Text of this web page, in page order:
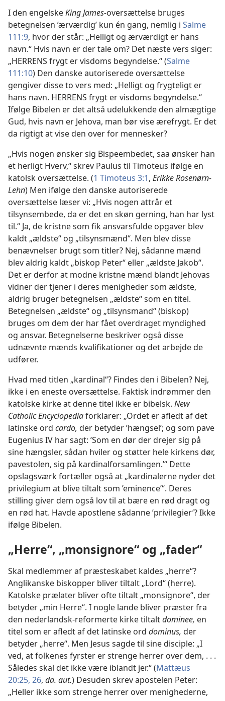
I den engelskeKing James-oversættelse bruges
betegnelsen ’ærværdig’ kun én gang, nemlig i Salme
111:9, hvor der står: „Helligt og ærværdigt er hans
navn.“ Hvis navn er der tale om? Det næste vers siger:
„HERRENS frygt er visdoms begyndelse.“ (Salme
111:10) Den danske autoriserede oversættelse
gengiver disse to vers med: „Helligt og frygteligt er
hans navn. HERRENS frygt er visdoms begyndelse.“
Ifølge Bibelen er det altså udelukkende den almægtige
Gud, hvis navn er Jehova, man bør vise ærefrygt. Er det
da rigtigt at vise den over for mennesker?
„Hvis nogen ønsker sig Bispeembedet, saa ønsker han
et herligt Hverv,“ skrev Paulus til Timoteus ifølge en
katolsk oversættelse. (1 Timoteus 3:1, Erikke Rosenørn-
Lehn) Men ifølge den danske autoriserede
oversættelse læser vi: „Hvis nogen attrår et
tilsynsembede, da er det en skøn gerning, han har lyst
til.“ Ja, de kristne som fik ansvarsfulde opgaver blev
kaldt „ældste“ og „tilsynsmænd“. Men blev disse
benævnelser brugt som titler? Nej, sådanne mænd
blev aldrig kaldt „biskop Peter“ eller „ældste Jakob“.
Det er derfor at modne kristne mænd blandt Jehovas
vidner der tjener i deres menigheder som ældste,
aldrig bruger betegnelsen „ældste“ som en titel.
Betegnelsen „ældste“ og „tilsynsmand“ (biskop)
bruges om dem der har fået overdraget myndighed
og ansvar. Betegnelserne beskriver også disse
udnævnte mænds kvalifikationer og det arbejde de
udfører.
Hvad med titlen „kardinal“? Findes den i Bibelen? Nej,
ikke i en eneste oversættelse. Faktisk indrømmer den
katolske kirke at denne titel ikke er bibelsk. New
Catholic Encyclopediaforklarer: „Ordet er afledt af det
latinske ord cardo, der betyder ’hængsel’; og som pave
Eugenius IV har sagt: ’Som en dør der drejer sig på
sine hængsler, sådan hviler og støtter hele kirkens dør,
pavestolen, sig på kardinalforsamlingen.’“ Dette
opslagsværk fortæller også at „kardinalerne nyder det
privilegium at blive tiltalt som ’eminence’“. Deres
stilling giver dem også lov til at bære en rød dragt og
en rød hat. Havde apostlene sådanne ’privilegier’? Ikke
ifølge Bibelen.
„Herre“, „monsignore“ og „fader“
Skal medlemmer af præsteskabet kaldes „herre“?
Anglikanske biskopper bliver tiltalt „Lord“ (herre).
Katolske prælater bliver ofte tiltalt „monsignore“, der
betyder „min Herre“. I nogle lande bliver præster fra
den nederlandsk-reformerte kirke tiltaltdominee, en
titel som er afledt af det latinske ord dominus, der
betyder „herre“. Men Jesus sagde til sine disciple: „I
ved, at folkenes fyrster er strenge herrer over dem, . . .
Således skal det ikke være iblandt jer.“ (Mattæus
20:25, 26, da. aut.) Desuden skrev apostelen Peter:
„Heller ikke som strenge herrer over menighederne,